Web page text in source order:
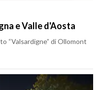
e Valle d'Aosta
“Valsardigne” di Ollomont